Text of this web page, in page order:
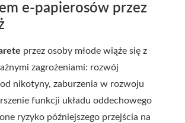
e-papierosów przez
przez osoby młode wiąże się z
zagrożeniami: rozwój
nikotyny, zaburzenia w rozwoju
funkcji układu oddechowego
ryzyko późniejszego przejścia na